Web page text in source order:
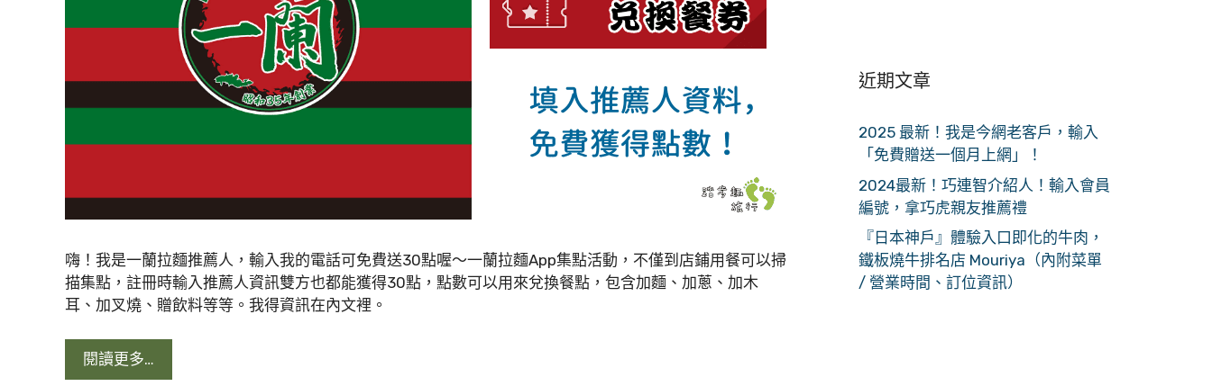
嗨！我是一蘭拉麵推薦人，輸入我的電話可免費送30點喔～一蘭拉麵App集點活動，不僅到店鋪用餐可以掃
描集點，註冊時輸入推薦人資訊雙方也都能獲得30點，點數可以用來兌換餐點，包含加麵、加蔥、加木
耳、加叉燒、贈飲料等等。我得資訊在內文裡。
閱讀更多…
近期文章
2025 最新！我是今網老客戶，輸入
「免費贈送一個月上網」！
2024最新！巧連智介紹人！輸入會員
編號，拿巧虎親友推薦禮
『日本神戶』體驗入口即化的牛肉，
鐵板燒牛排名店 Mouriya（內附菜單
/ 營業時間、訂位資訊）